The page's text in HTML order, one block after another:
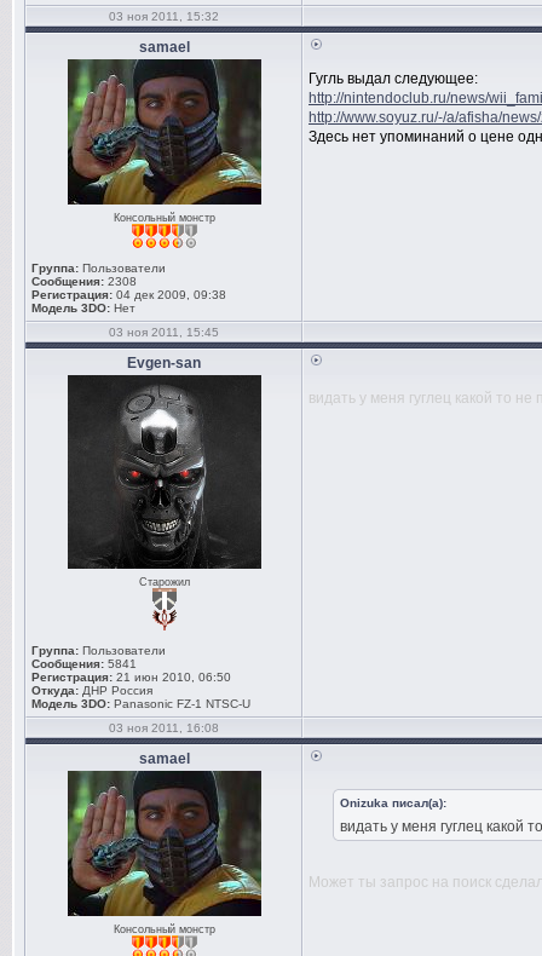
03 ноя 2011, 15:32
samael
Консольный монстр
Группа: Пользователи
Сообщения: 2308
Регистрация: 04 дек 2009, 09:38
Модель 3DO: Нет
Гугль выдал следующее:
http://nintendoclub.ru/news/
http://www.soyuz.ru/-/a/afisha/
Здесь нет упоминаний о цене
03 ноя 2011, 15:45
Evgen-san
Старожил
Группа: Пользователи
Сообщения: 5841
Регистрация: 21 июн 2010, 06:50
Откуда: ДНР Россия
Модель 3DO: Panasonic FZ-1 NTSC-U
видать у меня гуглец какой то
03 ноя 2011, 16:08
samael
Консольный монстр
Onizuka писал(а):
видать у меня гуглец какой
Может ты запрос на поиск